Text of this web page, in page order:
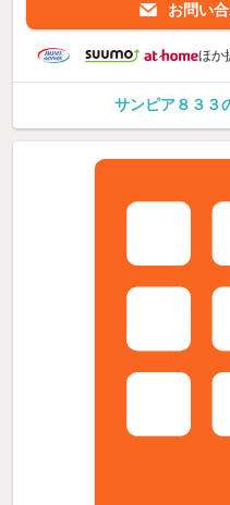
お問い
ほか
サンピア８３３